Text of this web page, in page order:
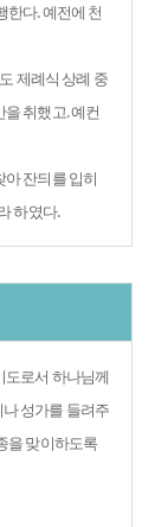
한다. 예전에 천
제례식 상례 중
취했고. 예컨
잔듸를 입히
하였다.
도로서 하나님께
성가를 들려주
을 맞이하도록